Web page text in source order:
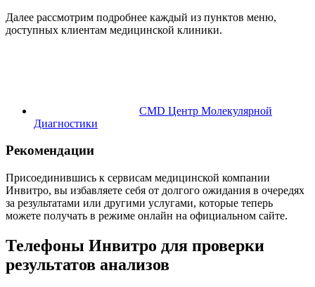
Далее рассмотрим подробнее каждый из пунктов меню,
доступных клиентам медицинской клиники.
CMD Центр Молекулярной
Диагностики
Рекомендации
Присоединившись к сервисам медицинской компании
Инвитро, вы избавляете себя от долгого ожидания в очередях
за результатами или другими услугами, которые теперь
можете получать в режиме онлайн на официальном сайте.
Телефоны Инвитро для проверки
результатов анализов